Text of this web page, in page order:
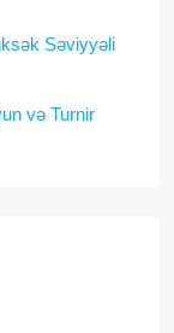
Səviyyəli
və Turnir